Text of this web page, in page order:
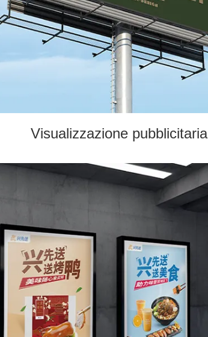
Visualizzazione pubblicitaria